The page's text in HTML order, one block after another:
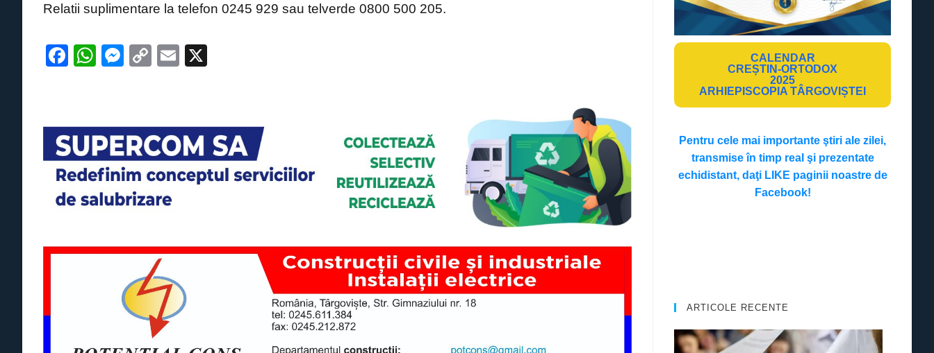
Relatii suplimentare la telefon 0245 929 sau telverde 0800 500 205.
F
e
b
o
o
k
W
s
A
p
p
M
e
n
g
er
C
y
Li
n
k
E
CALENDAR
CREȘTIN-ORTODOX
2025
ARHIEPISCOPIA TÂRGOVIȘTEI
Pentru cele mai importante ştiri ale zilei,
transmise în timp real şi prezentate
echidistant, daţi LIKE paginii noastre de
Facebook!
ARTICOLE RECENTE